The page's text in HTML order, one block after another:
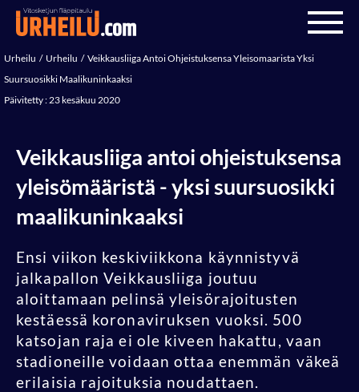
Urheilu Urheilu
Veikkausliiga Antoi Ohjeistuksensa Yleisomaarista Yksi
Suursuosikki Maalikuninkaaksi
Päivitetty : 23 kesäkuu 2020
Veikkausliiga antoi ohjeistuksensa
yleisömääristä - yksi suursuosikki
maalikuninkaaksi
Ensi viikon keskiviikkona käynnistyvä
jalkapallon Veikkausliiga joutuu
aloittamaan pelinsä yleisörajoitusten
kestäessä koronaviruksen vuoksi. 500
katsojan raja ei ole kiveen hakattu, vaan
stadioneille voidaan ottaa enemmän väkeä
erilaisia rajoituksia noudattaen.